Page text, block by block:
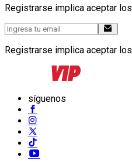
Registrarse implica aceptar los
Registrarse implica aceptar los
síguenos